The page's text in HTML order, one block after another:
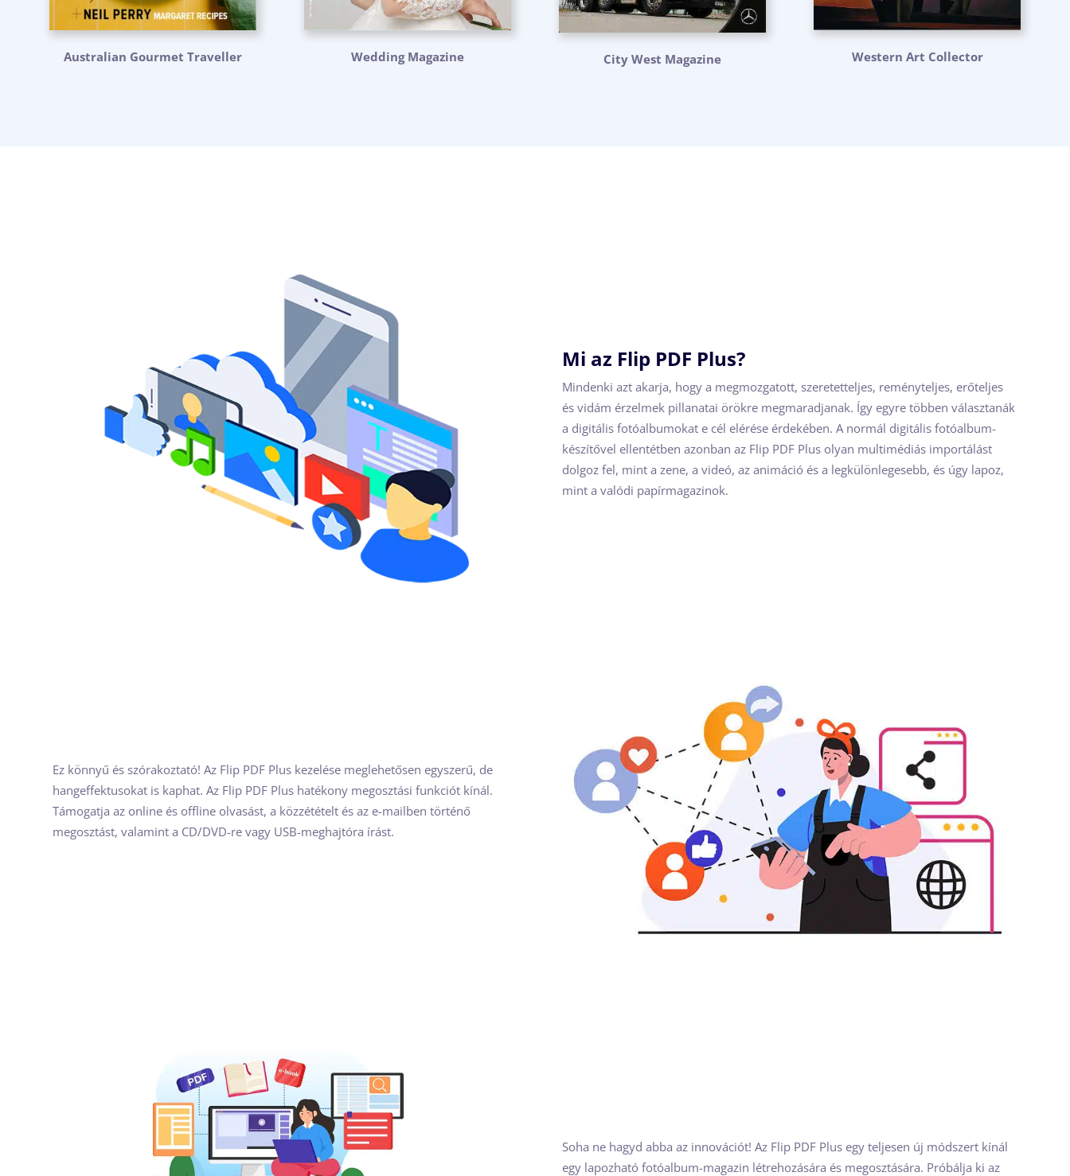
Australian Gourmet Traveller Wedding Magazine City West Magazine Western Art Collector
Mi az Flip PDF Plus?
Mindenki azt akarja, hogy a megmozgatott, szeretetteljes, reményteljes, erőteljes
és vidám érzelmek pillanatai örökre megmaradjanak. Így egyre többen választanák
a digitális fotóalbumokat e cél elérése érdekében. A normál digitális fotóalbum-
készítővel ellentétben azonban az Flip PDF Plus olyan multimédiás importálást
dolgoz fel, mint a zene, a videó, az animáció és a legkülönlegesebb, és úgy lapoz,
mint a valódi papírmagazinok.
Ez könnyű és szórakoztató! Az Flip PDF Plus kezelése meglehetősen egyszerű, de
hangeffektusokat is kaphat. Az Flip PDF Plus hatékony megosztási funkciót kínál.
Támogatja az online és offline olvasást, a közzétételt és az e-mailben történő
megosztást, valamint a CD/DVD-re vagy USB-meghajtóra írást.
Soha ne hagyd abba az innovációt! Az Flip PDF Plus egy teljesen új módszert kínál
egy lapozható fotóalbum-magazin létrehozására és megosztására. Próbálja ki az